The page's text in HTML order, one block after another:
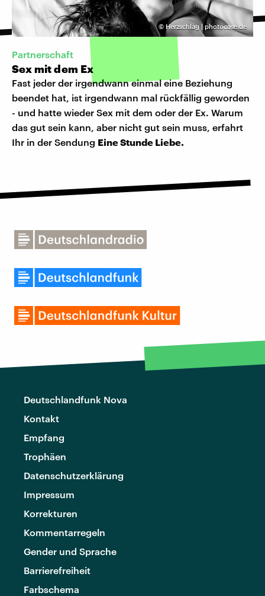
© Herzschlag | photocase.de
Partnerschaft
Sex mit dem Ex
Fast jeder der irgendwann einmal eine Beziehung
beendet hat, ist irgendwann mal rückfällig geworden
- und hatte wieder Sex mit dem oder der Ex. Warum
das gut sein kann, aber nicht gut sein muss, erfahrt
Ihr in der Sendung Eine Stunde Liebe.
Deutschlandfunk Nova
Kontakt
Empfang
Trophäen
Datenschutzerklärung
Impressum
Korrekturen
Kommentarregeln
Gender und Sprache
Barrierefreiheit
Farbschema